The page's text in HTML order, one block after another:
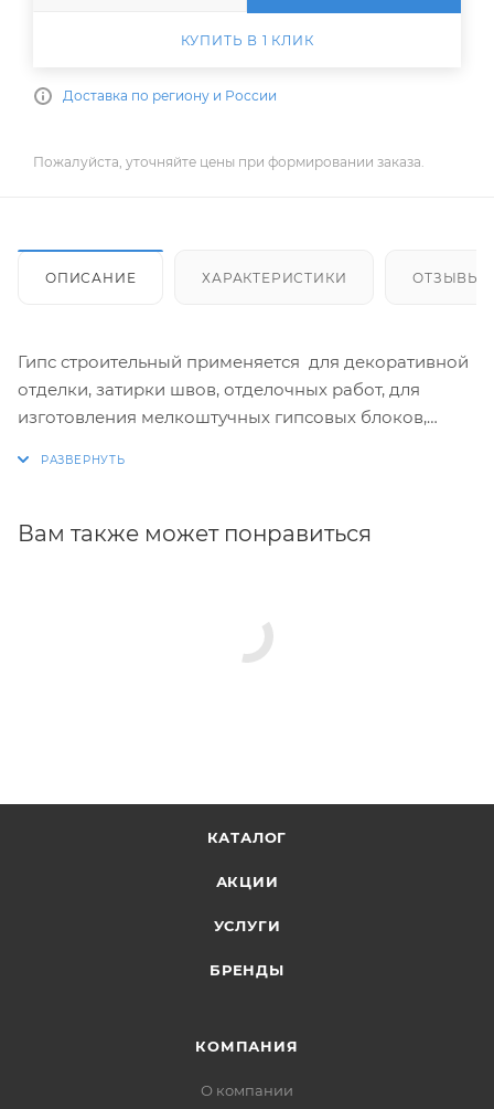
КУПИТЬ В 1 КЛИК
Доставка по региону и России
Пожалуйста, уточняйте цены при формировании заказа.
ОПИСАНИЕ ХАРАКТЕРИСТИКИ ОТЗЫВЫ
Гипс строительный применяется для декоративной
отделки, затирки швов, отделочных работ, для
изготовления мелкоштучных гипсовых блоков,
Вам также может понравиться
КАТАЛОГ
АКЦИИ
УСЛУГИ
БРЕНДЫ
КОМПАНИЯ
О компании